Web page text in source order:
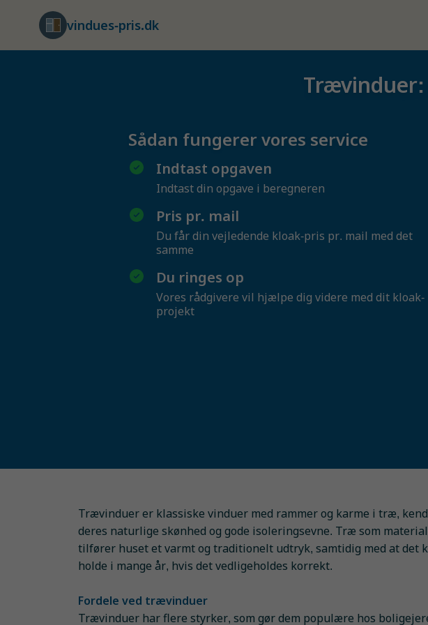
vindues-pris.dk
Trævinduer:
Sådan fungerer vores service
Indtast opgaven
Indtast din opgave i beregneren
Pris pr. mail
Du får din vejledende kloak-pris pr. mail med det
samme
Du ringes op
Vores rådgivere vil hjælpe dig videre med dit kloak-
projekt
Trævinduer er klassiske vinduer med rammer og karme i træ,
deres naturlige skønhed og gode isoleringsevne. Træ som
tilfører huset et varmt og traditionelt udtryk, samtidig med at det
holde i mange år, hvis det vedligeholdes korrekt.
Fordele ved trævinduer
Trævinduer har flere styrker, som gør dem populære hos